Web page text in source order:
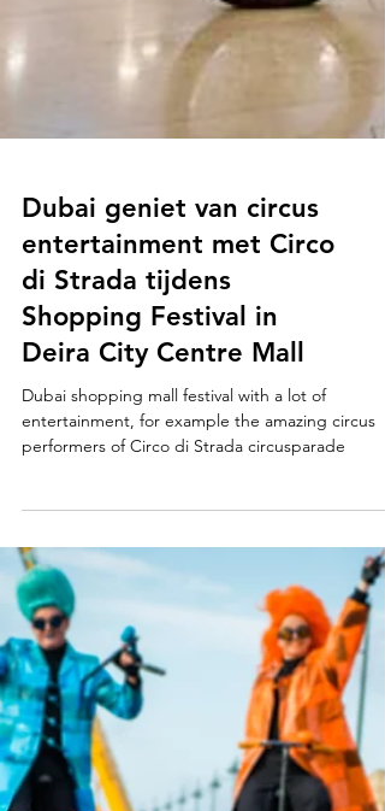
Dubai geniet van circus
entertainment met Circo
di Strada tijdens
Deira City Centre Mall
Dubai shopping mall festival with a lot of
entertainment, for example the amazing circus
performers of Circo di Strada circusparade